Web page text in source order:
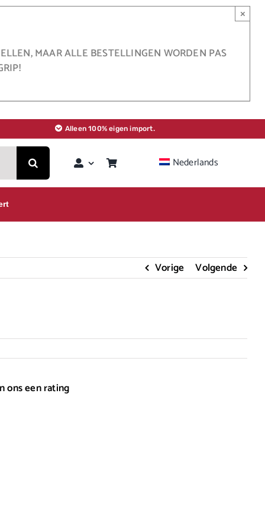
MAAR ALLE BESTELLINGEN WORDEN PAS
×
Alleen 100% eigen import.
Nederlands
Vorige Volgende
ons een rating